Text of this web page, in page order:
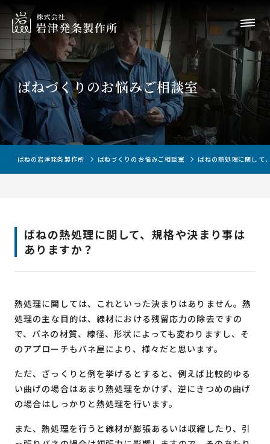
ばねづくりのお悩みご相談室
ばねの岩津発条製作所 ばねづくりのお悩みご相談室 ばねの熱処理に関して
ばねの熱処理に関して、規格や決まり事は
ありますか？
熱処理に関しては、これといった決まりはありません。熱
処理の主な目的は、線材における残留応力の除去ですの
で、バネの材質、線径、形状によっても変わりますし、そ
のアプローチもバネ屋により、様々だと思います。
ただ、ざっくりと例を挙げるとすると、例えば比較的ゆる
い曲げの場合はあまり熱処理をかけず、逆にきつめの曲げ
の場合はしっかりと熱処理を行います。
また、熱処理を行うと線材が膨張あるいは収縮したり、引